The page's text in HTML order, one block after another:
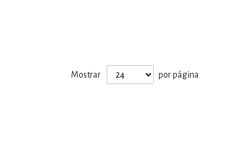
Mostrar por página